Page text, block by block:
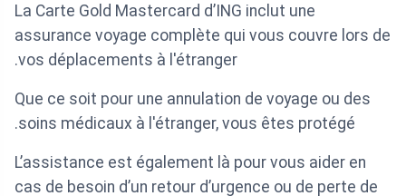
La Carte Gold Mastercard d’ING inclut une
assurance voyage complète qui vous couvre lors de
vos déplacements à l'étranger.
Que ce soit pour une annulation de voyage ou des
soins médicaux à l'étranger, vous êtes protégé.
L’assistance est également là pour vous aider en
cas de besoin d’un retour d’urgence ou de perte de